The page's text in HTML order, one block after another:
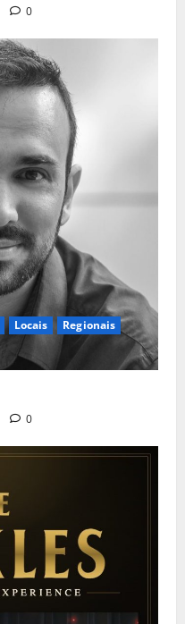
0
Locais
Regionais
0